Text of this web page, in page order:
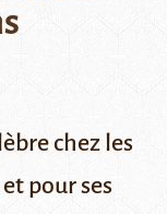
chez les
pour ses